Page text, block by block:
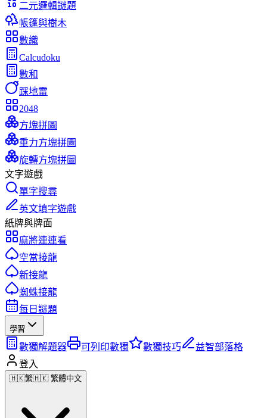
二元邏輯謎題
帳篷與樹木
數織
Calcudoku
數和
踩地雷
2048
方塊拼圖
重力方塊拼圖
旋轉方塊拼圖
文字遊戲
單字搜尋
英文填字遊戲
紙牌與牌面
麻將連連看
空當接龍
新接龍
蜘蛛接龍
每日謎題
學習
數獨解題器 可列印數獨 數獨技巧
益智部落格
登入
🇭🇰繁🇭🇰 繁體中文